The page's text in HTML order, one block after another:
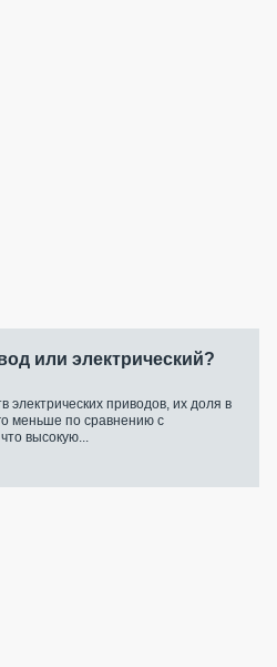
или электрический?
приводов, их доля в
меньше по сравнению с
высокую...